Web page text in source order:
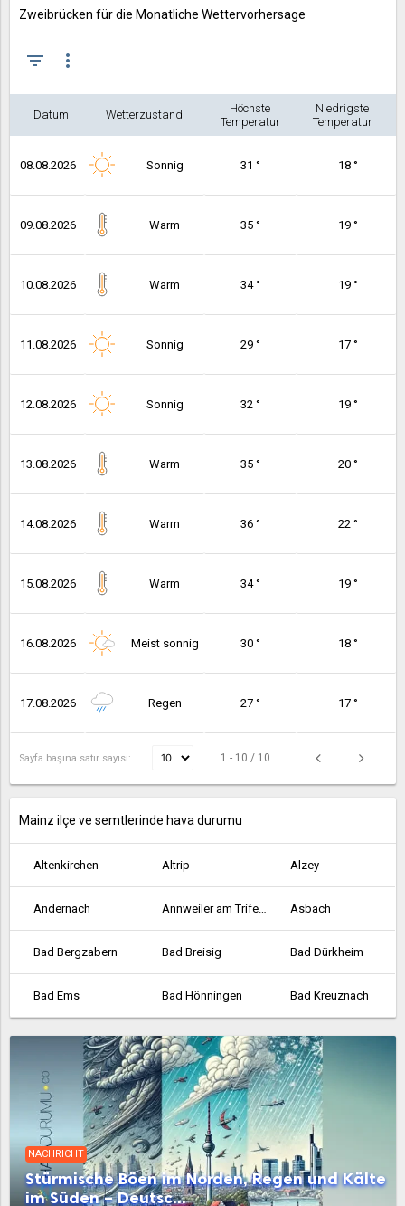
Zweibrücken für die Monatliche Wettervorhersage
filter_list more_vert
Datum Wetterzustand
Höchste
Temperatur
Niedrigste
Temperatur
08.08.2026 Sonnig 31 ° 18 °
09.08.2026 Warm 35 ° 19 °
10.08.2026 Warm 34 ° 19 °
11.08.2026 Sonnig 29 ° 17 °
12.08.2026 Sonnig 32 ° 19 °
13.08.2026 Warm 35 ° 20 °
14.08.2026 Warm 36 ° 22 °
15.08.2026 Warm 34 ° 19 °
16.08.2026 Meist sonnig 30 ° 18 °
17.08.2026 Regen 27 ° 17 °
Sayfa başına satır sayısı: 1 - 10 / 10
Mainz ilçe ve semtlerinde hava durumu
Altenkirchen Altrip Alzey
Andernach Annweiler am Trifels Asbach
Bad Bergzabern Bad Breisig Bad Dürkheim
Bad Ems Bad Hönningen Bad Kreuznach
Bad Marienberg Bad Neuenahr-Ahrweiler Bellheim
Bendorf Bernkastel-Kues Betzdorf
Bingen am Rhein Birkenfeld Bitburg
Bobenheim-Roxheim Bodenheim Böhl-Iggelheim
NACHRICHT
Stürmische Böen im Norden, Regen und Kälte
im Süden – Deutsc...